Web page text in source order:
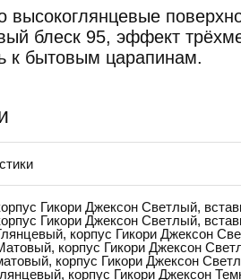
высокоглянцевые
блеск 95, эффект
к бытовым царапинам.
Гикори Джексон Светлый,
Гикори Джексон Светлый,
корпус Гикори Джексон
корпус Гикори Джексон
корпус Гикори Джексон
корпус Гикори Джексон